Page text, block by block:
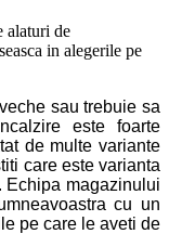
alaturi de
in alegerile pe
sau trebuie sa
este foarte
de multe variante
care este varianta
Echipa magazinului
cu un
pe care le aveti de